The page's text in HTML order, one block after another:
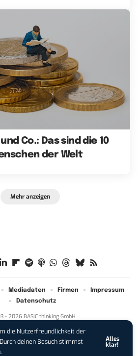
die Nutzerfreundlichkeit der
deinen Besuch stimmst
Alles
klar!
Co.: Das sind die 10
der Welt
Mehr anzeigen
- 2026 BASIC thinking GmbH
Mediadaten Firmen
Impressum
Datenschutz
sichern:Für 1 € +
Bonus!